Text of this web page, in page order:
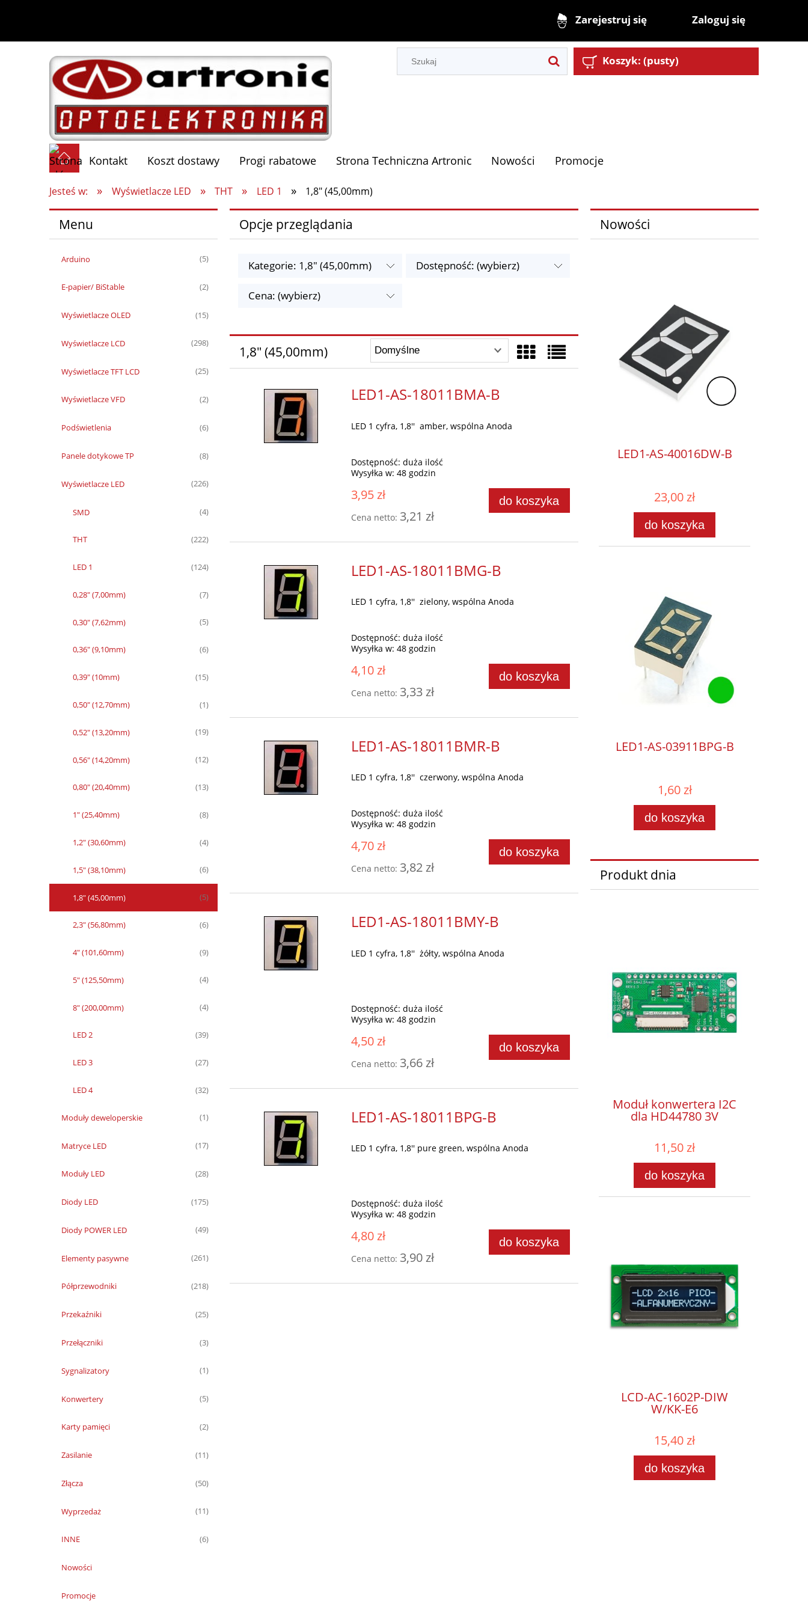
Zarejestruj się Zaloguj się
Koszyk: (pusty)
Kontakt Koszt dostawy Progi rabatowe Strona Techniczna Artronic Nowości Promocje
Jesteś w: » Wyświetlacze LED » THT » LED 1 » 1,8" (45,00mm)
Menu
Arduino (5)
E-papier/ BiStable (2)
Wyświetlacze OLED (15)
Wyświetlacze LCD (298)
Wyświetlacze TFT LCD (25)
Wyświetlacze VFD (2)
Podświetlenia (6)
Panele dotykowe TP (8)
Wyświetlacze LED (226)
SMD (4)
THT (222)
LED 1 (124)
0,28" (7,00mm) (7)
0,30" (7,62mm) (5)
0,36" (9,10mm) (6)
0,39" (10mm) (15)
0,50" (12,70mm) (1)
0,52" (13,20mm) (19)
0,56" (14,20mm) (12)
0,80" (20,40mm) (13)
1" (25,40mm) (8)
1,2" (30,60mm) (4)
1,5" (38,10mm) (6)
1,8" (45,00mm) (5)
2,3" (56,80mm) (6)
4" (101,60mm) (9)
5" (125,50mm) (4)
8" (200,00mm) (4)
LED 2 (39)
LED 3 (27)
LED 4 (32)
Moduły deweloperskie (1)
Matryce LED (17)
Moduły LED (28)
Diody LED (175)
Diody POWER LED (49)
Elementy pasywne (261)
Półprzewodniki (218)
Przekaźniki (25)
Przełączniki (3)
Sygnalizatory (1)
Konwertery (5)
Karty pamięci (2)
Zasilanie (11)
Złącza (50)
Wyprzedaż (11)
INNE (6)
Nowości
Promocje
Opcje przeglądania
Kategorie: 1,8" (45,00mm) Dostępność: (wybierz)
Cena: (wybierz)
1,8" (45,00mm)
LED1-AS-18011BMA-B
LED 1 cyfra, 1,8'' amber, wspólna Anoda
Dostępność: duża ilość
Wysyłka w: 48 godzin
3,95 zł
Cena netto: 3,21 zł
do koszyka
LED1-AS-18011BMG-B
LED 1 cyfra, 1,8'' zielony, wspólna Anoda
Dostępność: duża ilość
Wysyłka w: 48 godzin
4,10 zł
Cena netto: 3,33 zł
do koszyka
LED1-AS-18011BMR-B
LED 1 cyfra, 1,8'' czerwony, wspólna Anoda
Dostępność: duża ilość
Wysyłka w: 48 godzin
4,70 zł
Cena netto: 3,82 zł
do koszyka
LED1-AS-18011BMY-B
LED 1 cyfra, 1,8'' żółty, wspólna Anoda
Dostępność: duża ilość
Wysyłka w: 48 godzin
4,50 zł
Cena netto: 3,66 zł
do koszyka
LED1-AS-18011BPG-B
LED 1 cyfra, 1,8'' pure green, wspólna Anoda
Dostępność: duża ilość
Wysyłka w: 48 godzin
4,80 zł
Cena netto: 3,90 zł
do koszyka
Nowości
LED1-AS-40016DW-B
23,00 zł
do koszyka
LED1-AS-03911BPG-B
1,60 zł
do koszyka
Produkt dnia
Moduł konwertera I2C
dla HD44780 3V
11,50 zł
do koszyka
LCD-AC-1602P-DIW
W/KK-E6
15,40 zł
do koszyka